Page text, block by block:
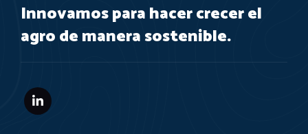
Innovamos para hacer crecer el
agro de manera sostenible.